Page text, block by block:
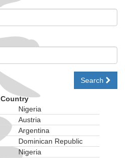
Search
Country
Nigeria
Austria
Argentina
Dominican Republic
Nigeria